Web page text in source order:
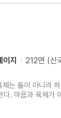
이지 212면 (신
는 둘이 아니라
. 마음과 육체